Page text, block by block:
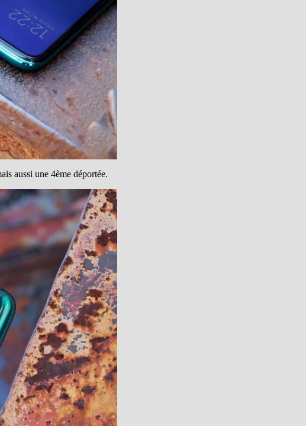
aussi une 4ème déportée.